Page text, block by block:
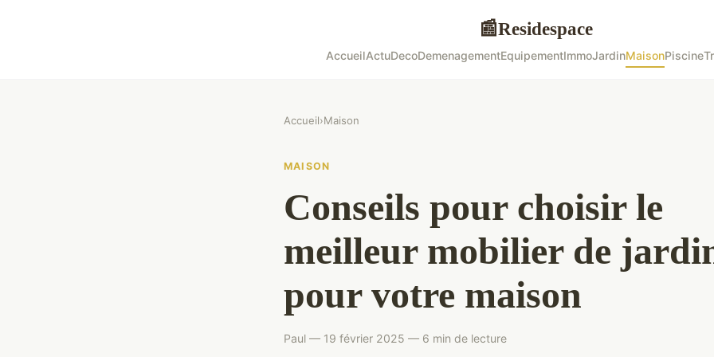
📰Residespace
AccueilActuDecoDemenagementEquipementImmoJardinMaisonPiscine
Accueil›Maison
MAISON
Conseils pour choisir le
meilleur mobilier de
pour votre maison
Paul — 19 février 2025 — 6 min de lecture